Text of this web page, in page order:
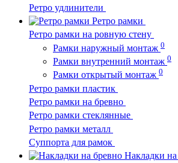
Ретро удлинители
Ретро рамки
Ретро рамки на ровную стену
Рамки наружный монтаж 0
Рамки внутренний монтаж 0
Рамки открытый монтаж 0
Ретро рамки пластик
Ретро рамки на бревно
Ретро рамки стеклянные
Ретро рамки металл
Суппорта для рамок
Накладки